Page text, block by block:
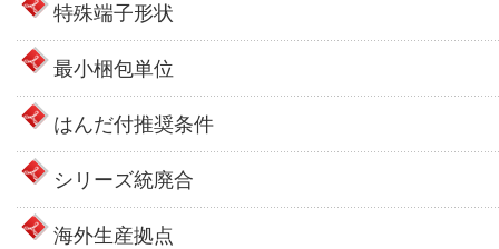
特殊端子形状
最小梱包単位
はんだ付推奨条件
シリーズ統廃合
海外生産拠点